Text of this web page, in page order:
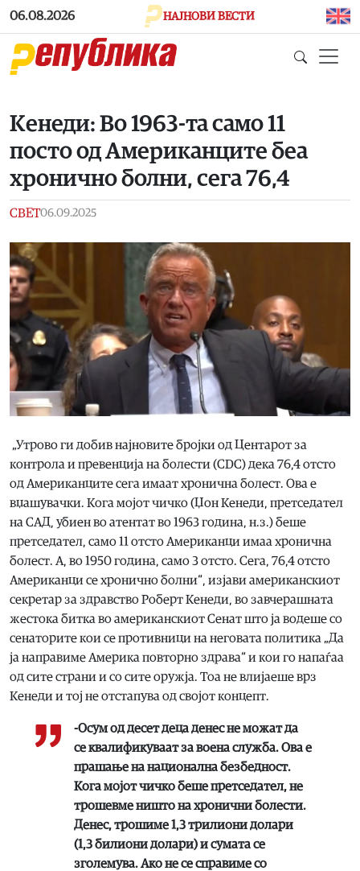
Skip to main content
06.08.2026 НАЈНОВИ ВЕСТИ
Kенеди: Во 1963-та само 11
посто од Американците беа
хронично болни, сега 76,4
СВЕТ06.09.2025
„Утрово ги добив најновите бројки од Центарот за
контрола и превенција на болести (CDC) дека 76,4 отсто
од Американците сега имаат хронична болест. Ова е
вџашувачки. Кога мојот чичко (Џон Кенеди, претседател
на САД, убиен во атентат во 1963 година, н.з.) беше
претседател, само 11 отсто Американци имаа хронична
болест. А, во 1950 година, само 3 отсто. Сега, 76,4 отсто
Американци се хронично болни“, изјави американскиот
секретар за здравство Роберт Кенеди, во завчерашната
жестока битка во американскиот Сенат што ја водеше со
сенаторите кои се противници на неговата политика „Да
ја направиме Америка повторно здрава“ и кои го напаѓаа
од сите страни и со сите оружја. Тоа не влијаеше врз
Кенеди и тој не отстапува од својот концепт.
-Осум од десет деца денес не можат да
се квалификуваат за воена служба. Ова е
прашање на национална безбедност.
Кога мојот чичко беше претседател, не
трошевме ништо на хронични болести.
Денес, трошиме 1,3 трилиони долари
(1,3 билиони долари) и сумата се
зголемува. Ако не се справиме со